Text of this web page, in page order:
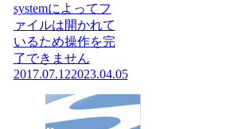
systemによってフ
ァイルは開かれて
いるため操作を完
了できません
2017.07.122023.04.05